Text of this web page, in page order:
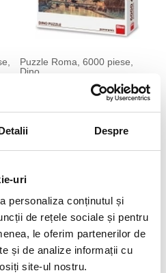
Despre
uri
personaliza conținutul și
de rețele sociale și pentru
le oferim partenerilor de
și de analize informații cu
site-ul nostru.
Puzzle Roma, 6000 piese,
Dino
(pret cu TVA)
Puzzle lemn, ferma animale
6,99 lei(pret cu TVA)